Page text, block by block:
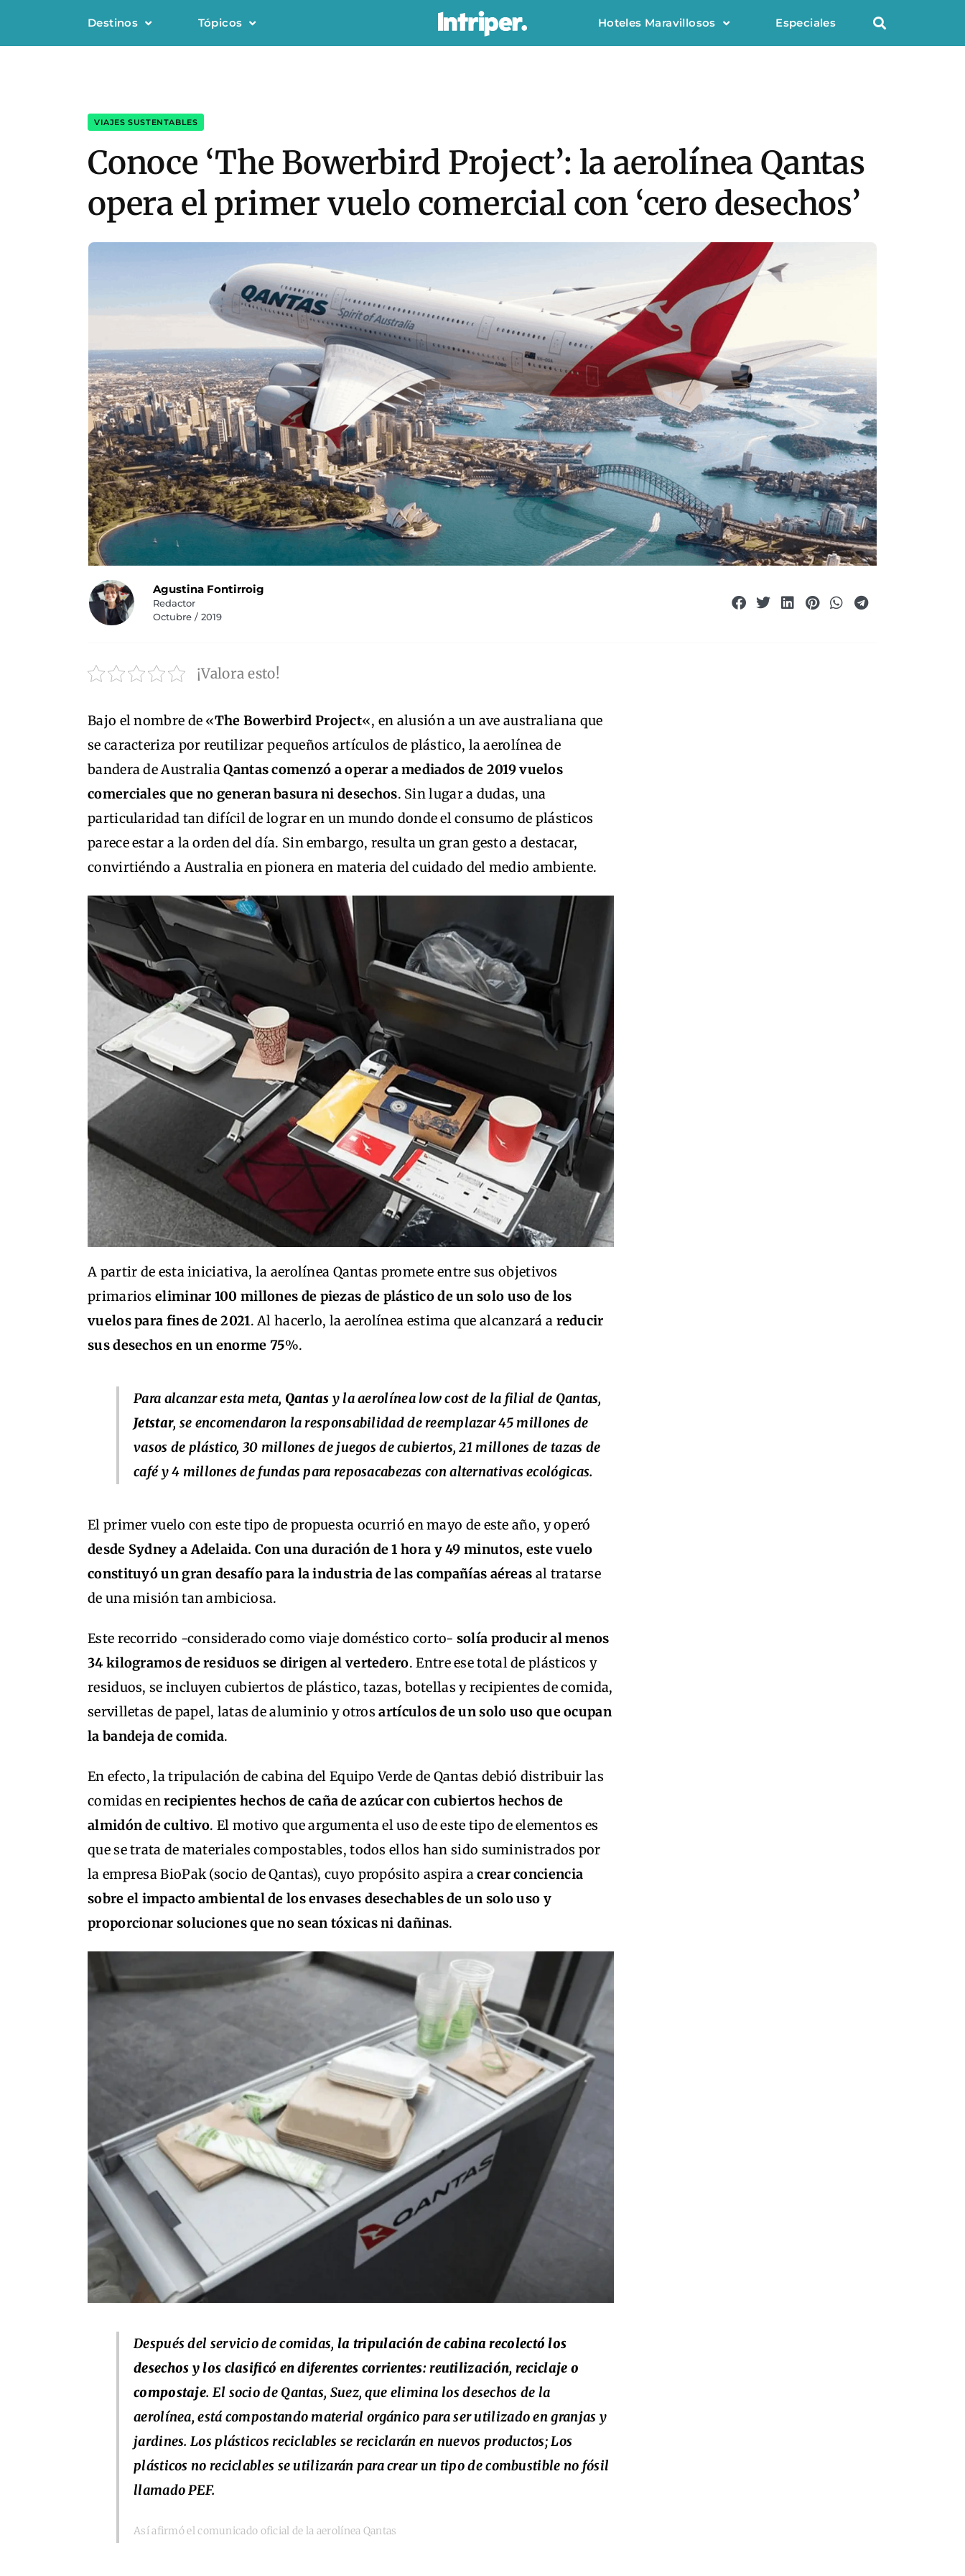
Destinos Tópicos Hoteles Maravillosos Especiales
VIAJES SUSTENTABLES
Conoce ‘The Bowerbird Project’: la aerolínea Qantas
opera el primer vuelo comercial con ‘cero desechos’
Agustina Fontirroig
Redactor
Octubre / 2019
¡Valora esto!
Bajo el nombre de «The Bowerbird Project«, en alusión a un ave australiana que
se caracteriza por reutilizar pequeños artículos de plástico, la aerolínea de
bandera de AustraliaQantas comenzó a operar a mediados de 2019 vuelos
comerciales que no generan basura ni desechos. Sin lugar a dudas, una
particularidad tan difícil de lograr en un mundo donde el consumo de plásticos
parece estar a la orden del día. Sin embargo, resulta un gran gesto a destacar,
convirtiéndo a Australia en pionera en materia del cuidado del medio ambiente.
A partir de esta iniciativa, la aerolínea Qantas promete entre sus objetivos
primarioseliminar 100 millones de piezas de plástico de un solo uso de los
vuelos para fines de 2021. Al hacerlo, la aerolínea estima que alcanzará a reducir
sus desechos en un enorme 75%.
Para alcanzar esta meta, Qantas y la aerolínea low cost de la filial de Qantas,
Jetstar, se encomendaron la responsabilidad de reemplazar 45 millones de
vasos de plástico, 30 millones de juegos de cubiertos, 21 millones de tazas de
café y 4 millones de fundas para reposacabezas con alternativas ecológicas.
El primer vuelo con este tipo de propuesta ocurrió en mayo de este año, y operó
desde Sydney a Adelaida. Con una duración de 1 hora y 49 minutos, este vuelo
constituyó un gran desafío para la industria de las compañías aéreas al tratarse
de una misión tan ambiciosa.
Este recorrido -considerado como viaje doméstico corto- solía producir al menos
34 kilogramos de residuos se dirigen al vertedero. Entre ese total de plásticos y
residuos, se incluyen cubiertos de plástico, tazas, botellas y recipientes de comida,
servilletas de papel, latas de aluminio y otrosartículos de un solo uso que ocupan
la bandeja de comida.
En efecto, la tripulación de cabina del Equipo Verde de Qantas debió distribuir las
comidas enrecipientes hechos de caña de azúcar con cubiertos hechos de
almidón de cultivo. El motivo que argumenta el uso de este tipo de elementos es
que se trata de materiales compostables, todos ellos han sido suministrados por
la empresa BioPak (socio de Qantas), cuyo propósito aspira acrear conciencia
sobre el impacto ambiental de los envases desechables de un solo uso y
proporcionar soluciones que no sean tóxicas ni dañinas.
Después del servicio de comidas, la tripulación de cabina recolectó los
desechos y los clasificó en diferentes corrientes: reutilización, reciclaje o
compostaje. El socio de Qantas, Suez, que elimina los desechos de la
aerolínea, está compostando material orgánico para ser utilizado en granjas y
jardines. Los plásticos reciclables se reciclarán en nuevos productos; Los
plásticos no reciclables se utilizarán para crear un tipo de combustible no fósil
llamado PEF.
Así afirmó el comunicado oficial de la aerolínea Qantas